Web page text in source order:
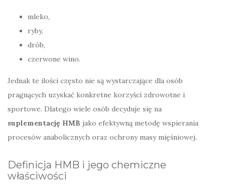
mleko,
ryby,
drób,
czerwone wino.
Jednak te ilości często nie są wystarczające dla osób
pragnących uzyskać konkretne korzyści zdrowotne i
sportowe. Dlatego wiele osób decyduje się na
suplementację HMB jako efektywną metodę wspierania
procesów anabolicznych oraz ochrony masy mięśniowej.
Definicja HMB i jego chemiczne
właściwości